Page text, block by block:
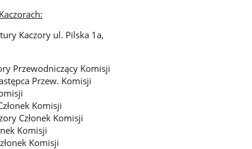
Kaczory ul. Pilska 1a,
Przewodniczący Komisji
Przew. Komisji
Komisji
Członek Komisji
Komisji
Komisji